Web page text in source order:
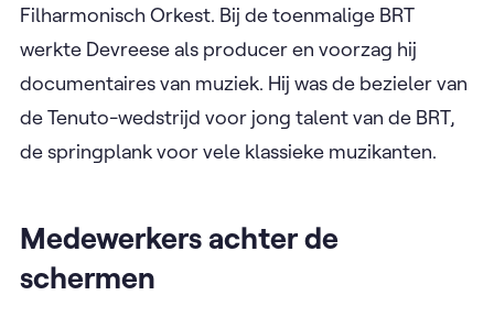
Filharmonisch Orkest. Bij de toenmalige BRT
werkte Devreese als producer en voorzag hij
documentaires van muziek. Hij was de bezieler van
de Tenuto-wedstrijd voor jong talent van de BRT,
de springplank voor vele klassieke muzikanten.
Medewerkers achter de
schermen